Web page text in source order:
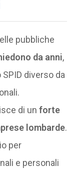
pubbliche
da anni,
diverso da
di un forte
lombarde.
per
e personali